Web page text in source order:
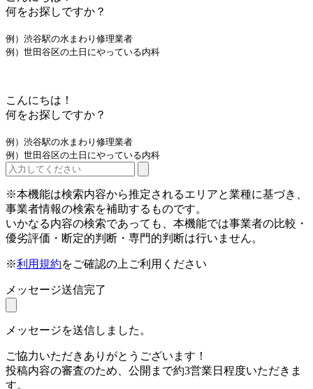
何をお探しですか？
例）渋谷駅の水まわり修理業者
例）世田谷区の土日にやっている内科
こんにちは！
何をお探しですか？
例）渋谷駅の水まわり修理業者
例）世田谷区の土日にやっている内科
※本機能は検索内容から推定されるエリアと業種に基づき、
事業者情報の検索を補助するものです。
いかなる内容の検索であっても、本機能では事業者の比較・
優劣評価・断定的判断・専門的判断は行いません。
※利用規約をご確認の上ご利用ください
メッセージ送信完了
メッセージを送信しました。
ご協力いただきありがとうございます！
投稿内容の審査のため、公開まで約3営業日程度いただきま
す。